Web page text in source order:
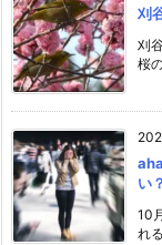
刈
刈
桜
い？
10
れ